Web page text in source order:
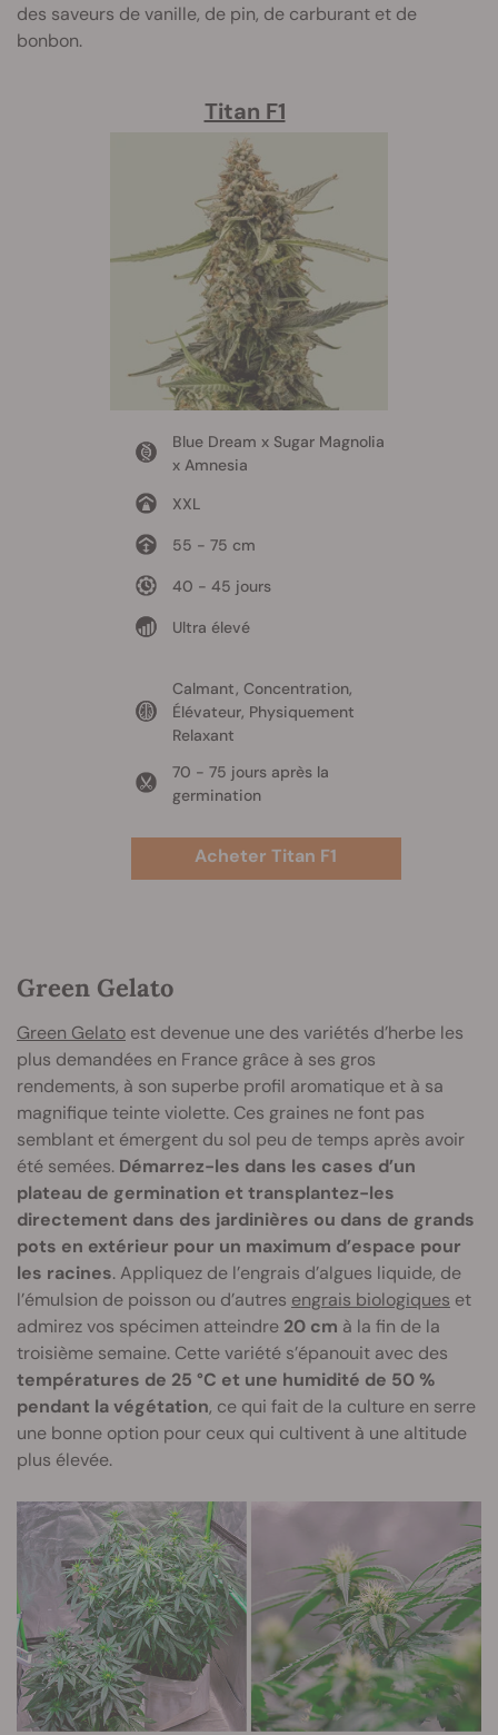
des saveurs de vanille, de pin, de carburant et de
bonbon.
Titan F1
Blue Dream x Sugar Magnolia
x Amnesia
XXL
55 - 75 cm
40 - 45 jours
Ultra élevé
Calmant, Concentration,
Élévateur, Physiquement
Relaxant
70 - 75 jours après la
germination
Acheter Titan F1
Green Gelato
Green Gelato est devenue une des variétés d’herbe les
plus demandées en France grâce à ses gros
rendements, à son superbe profil aromatique et à sa
magnifique teinte violette. Ces graines ne font pas
semblant et émergent du sol peu de temps après avoir
été semées. Démarrez-les dans les cases d’un
plateau de germination et transplantez-les
directement dans des jardinières ou dans de grands
pots en extérieur pour un maximum d’espace pour
les racines. Appliquez de l’engrais d’algues liquide, de
l’émulsion de poisson ou d’autres engrais biologiques et
admirez vos spécimen atteindre 20 cm à la fin de la
troisième semaine. Cette variété s’épanouit avec des
températures de 25 °C et une humidité de 50 %
pendant la végétation, ce qui fait de la culture en serre
une bonne option pour ceux qui cultivent à une altitude
plus élevée.